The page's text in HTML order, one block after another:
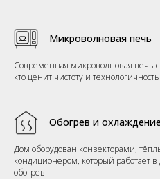
Микроволновая печь
Современная микроволновая печь
кто ценит чистоту и
Обогрев и
Дом оборудован конвекторами,
кондиционером, который работает
обогрев